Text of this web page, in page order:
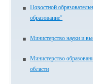
Новостной
образование"
Министерство науки и
Министерство
области